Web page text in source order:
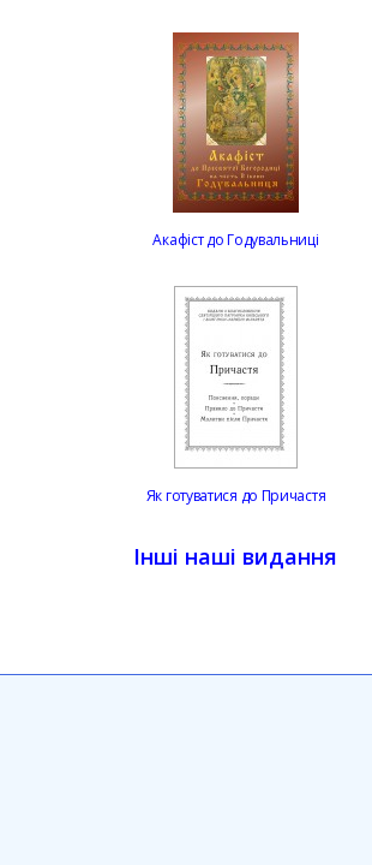
Акафіст до Годувальниці
Як готуватися до Причастя
Інші наші видання